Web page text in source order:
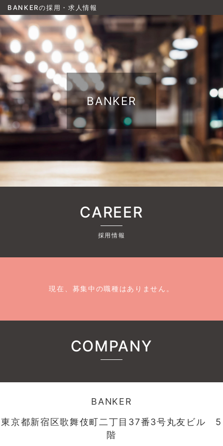
BANKERの採用・求人情報
BANKER
CAREER
採用情報
現在、募集中の職種はありません。
COMPANY
BANKER
東京都新宿区歌舞伎町二丁目37番3号丸友ビル 5
階